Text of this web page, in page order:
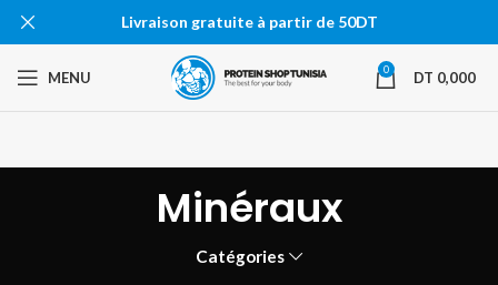
MENU 0 DT 0,000
Minéraux
Catégories
Livraison gratuite à partir de 50DT